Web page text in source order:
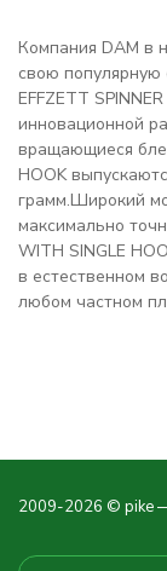
Компания DAM в
свою
EFFZETT
инновационной
вращающиеся
HOOK
грамм.Широкий
максимально
WITH SINGLE
в естественном
любом частном
2009-2026 © pike